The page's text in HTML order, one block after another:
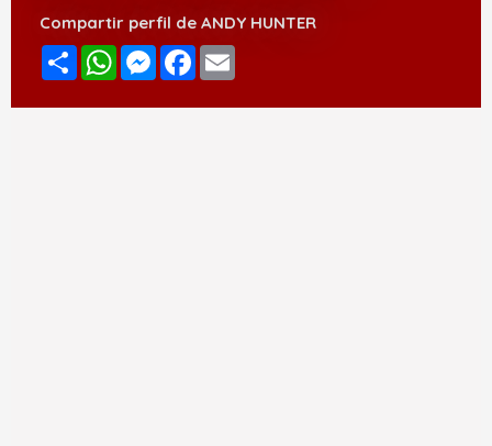
Compartir perfil de ANDY HUNTER
Compartir
WhatsAppMessenger
Facebook